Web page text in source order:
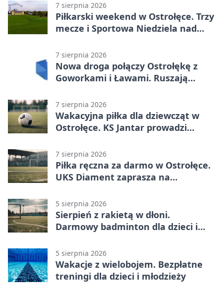
7 sierpnia 2026
Piłkarski weekend w Ostrołęce. Trzy
mecze i Sportowa Niedziela nad
7 sierpnia 2026
Nowa droga połączy Ostrołękę z
Goworkami i Ławami. Ruszają
7 sierpnia 2026
Wakacyjna piłka dla dziewcząt w
Ostrołęce. KS Jantar prowadzi
7 sierpnia 2026
Piłka ręczna za darmo w Ostrołęce.
UKS Diament zaprasza na
5 sierpnia 2026
Sierpień z rakietą w dłoni.
Darmowy badminton dla dzieci i
5 sierpnia 2026
Wakacje z wielobojem. Bezpłatne
treningi dla dzieci i młodzieży